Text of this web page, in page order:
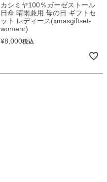
カシミヤ100％ガーゼストール
日傘 晴雨兼用 母の日 ギフトセ
ット レディース(xmasgiftset-
womenr)
¥8,000税込